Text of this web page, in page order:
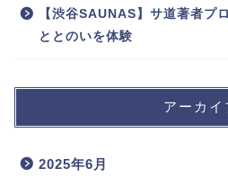
【渋谷SAUNAS】サ道著者プ
ととのいを体験
アーカイ
2025年6月